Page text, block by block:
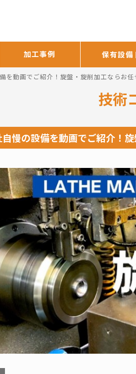
加工事例 保有設備
を動画でご紹介！旋盤・旋削加工ならお任
技術
自慢の設備を動画でご紹介！